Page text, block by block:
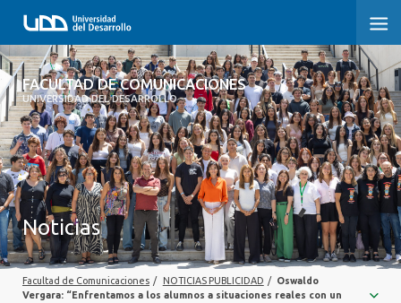
FACULTAD DE COMUNICACIONES
UNIVERSIDAD DEL DESARROLLO
FACULTAD DE COMUNICACIONES
INICIO
SOBRE LA FACULTAD
CARRERAS
POSTGRADOS Y EDUCACIÓN CONTINUA
INVESTIGACIÓN
Noticias
Facultad de Comunicaciones / NOTICIAS PUBLICIDAD / Oswaldo
Vergara: “Enfrentamos a los alumnos a situaciones reales con un